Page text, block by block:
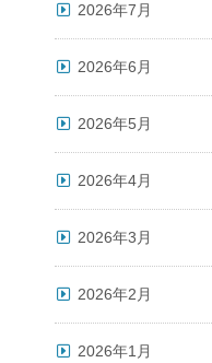
2026年7月
2026年6月
2026年5月
2026年4月
2026年3月
2026年2月
2026年1月